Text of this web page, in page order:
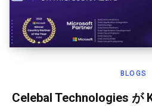
BLOGS
Celebal Technologies が